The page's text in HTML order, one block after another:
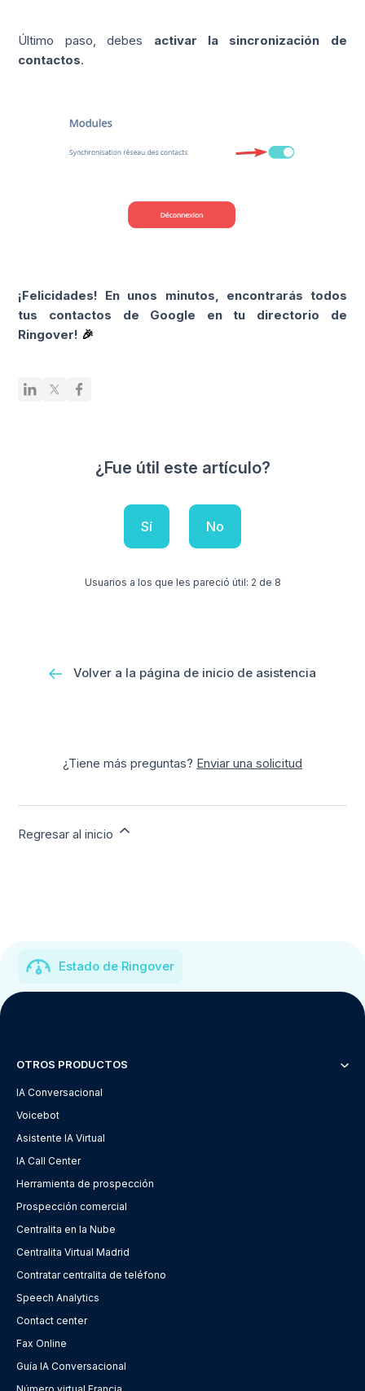
Último paso, debes activar la sincronización de
contactos.
¡Felicidades! En unos minutos, encontrarás todos
tus contactos de Google en tu directorio de
Ringover! 🎉
¿Fue útil este artículo?
Sí No
Usuarios a los que les pareció útil: 2 de 8
Volver a la página de inicio de asistencia
¿Tiene más preguntas? Enviar una solicitud
Regresar al inicio
Estado de Ringover
OTROS PRODUCTOS
IA Conversacional
Voicebot
Asistente IA Virtual
IA Call Center
Herramienta de prospección
Prospección comercial
Centralita en la Nube
Centralita Virtual Madrid
Contratar centralita de teléfono
Speech Analytics
Contact center
Fax Online
Guía IA Conversacional